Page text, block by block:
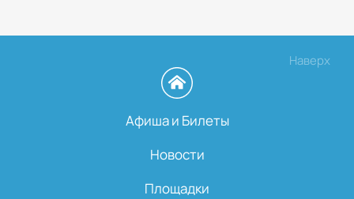
Наверх
Афиша и Билеты
Новости
Площадки